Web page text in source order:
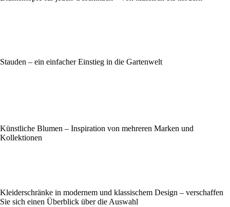
Stauden – ein einfacher Einstieg in die Gartenwelt
Künstliche Blumen – Inspiration von mehreren Marken und
Kollektionen
Kleiderschränke in modernem und klassischem Design – verschaffen
Sie sich einen Überblick über die Auswahl